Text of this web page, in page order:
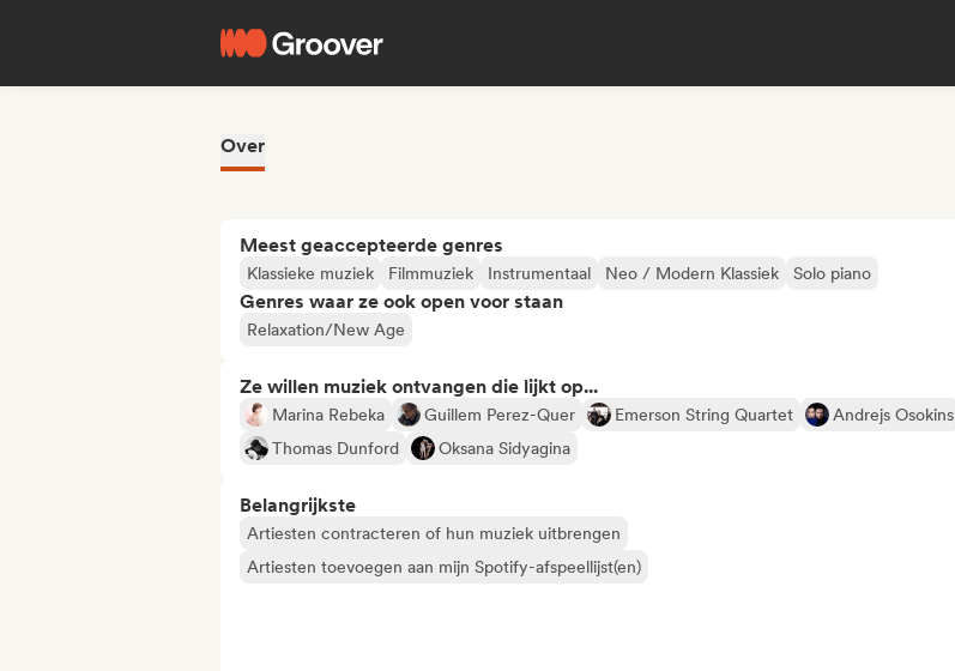
Over
Meest geaccepteerde genres
Klassieke muziek Filmmuziek Instrumentaal Neo / Modern Klassiek Solo piano
Genres waar ze ook open voor staan
Relaxation/New Age
Ze willen muziek ontvangen die lijkt op...
Marina Rebeka Guillem Perez-Quer Emerson String Quartet
Andrejs Osokins
Thomas Dunford
Oksana Sidyagina
Belangrijkste
Artiesten contracteren of hun muziek uitbrengen
Artiesten toevoegen aan mijn Spotify-afspeellijst(en)